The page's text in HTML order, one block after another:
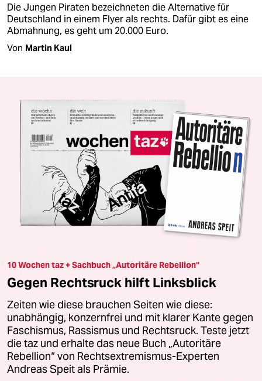
Die Jungen Piraten bezeichneten die Alternative für
Deutschland in einem Flyer als rechts. Dafür gibt es eine
Abmahnung, es geht um 20.000 Euro.
Von Martin Kaul
10 Wochen taz + Sachbuch „Autoritäre Rebellion“
Gegen Rechtsruck hilft Linksblick
Zeiten wie diese brauchen Seiten wie diese:
unabhängig, konzernfrei und mit klarer Kante gegen
Faschismus, Rassismus und Rechtsruck. Teste jetzt
die taz und erhalte das neue Buch „Autoritäre
Rebellion“ von Rechtsextremismus-Experten
Andreas Speit als Prämie.